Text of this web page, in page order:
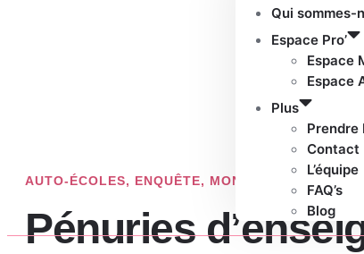
Qui sommes-
Espace Pro’
Espace
Espace
Plus
Prendre
Contact
L’équipe
FAQ’s
Blog
AUTO-ÉCOLES, ENQUÊTE, MONITEURS
Pénuries